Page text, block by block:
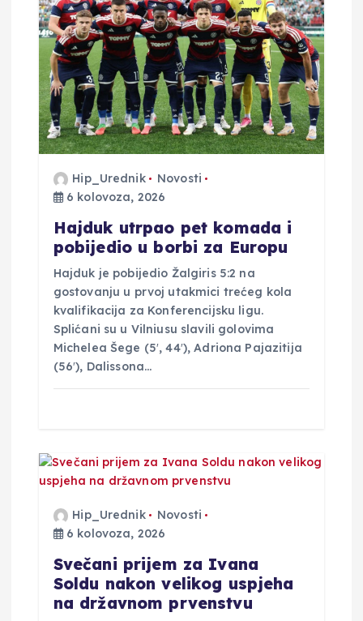
a
o
b
Hip_Urednik
Novosti
6 kolovoza, 2026
Hajduk utrpao pet komada i
pobijedio u borbi za Europu
Hajduk je pobijedio Žalgiris 5:2 na
gostovanju u prvoj utakmici trećeg kola
kvalifikacija za Konferencijsku ligu.
Splićani su u Vilniusu slavili golovima
Michelea Šege (5′, 44′), Adriona Pajazitija
(56′), Dalissona…
Hip_Urednik
Novosti
6 kolovoza, 2026
Svečani prijem za Ivana
Soldu nakon velikog uspjeha
na državnom prvenstvu